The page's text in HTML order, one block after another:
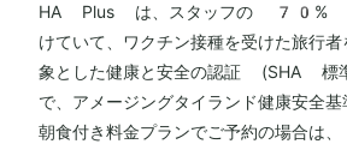
HA Plus は、スタッフの 70% 以
けていて、ワクチン接種を受けた旅行
象とした健康と安全の認証 (SHA 標
で、アメージングタイランド健康安全基
朝食付き料金プランでご予約の場合